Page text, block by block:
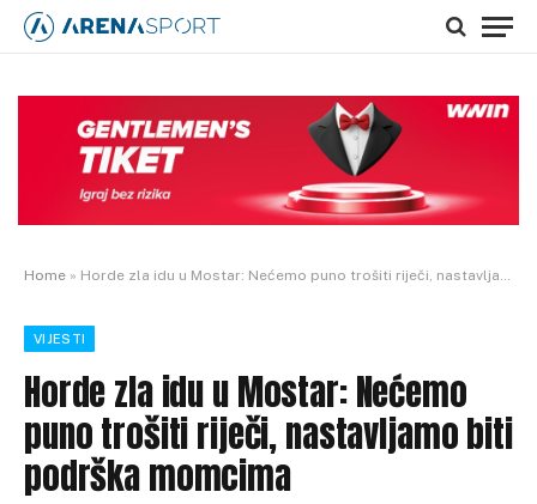
Home » Horde zla idu u Mostar: Nećemo puno trošiti riječi, nastavljamo biti podrška momcima
VIJESTI
Horde zla idu u Mostar: Nećemo
puno trošiti riječi, nastavljamo biti
podrška momcima